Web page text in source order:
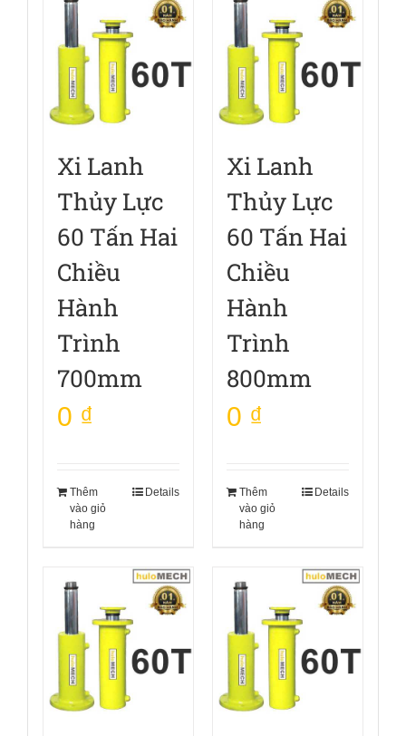
Xi Lanh
Thủy Lực
60 Tấn Hai
Chiều
Hành
Trình
700mm
0 ₫
Thêm
vào giỏ
hàng
Details
Xi Lanh
Thủy Lực
60 Tấn Hai
Chiều
Hành
Trình
800mm
0 ₫
Thêm
vào giỏ
hàng
Details